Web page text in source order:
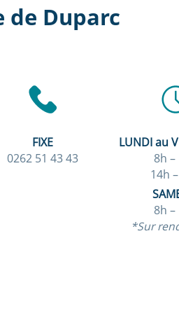
de Duparc
FIXE
0262 51 43 43
LUNDI au
8h –
14h
8h –
*Sur